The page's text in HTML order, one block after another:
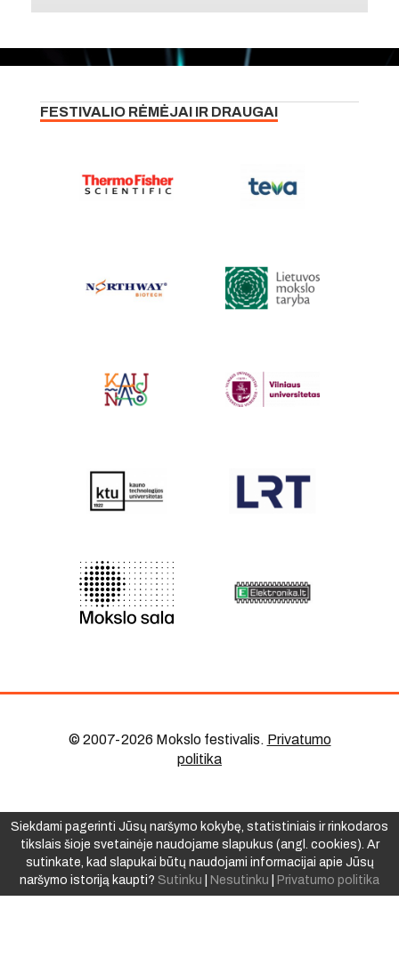
FESTIVALIO RĖMĖJAI IR DRAUGAI
© 2007-2026 Mokslo festivalis. Privatumo
politika
Siekdami pagerinti Jūsų naršymo kokybę, statistiniais ir rinkodaros
tikslais šioje svetainėje naudojame slapukus (angl. cookies). Ar
sutinkate, kad slapukai būtų naudojami informacijai apie Jūsų
naršymo istoriją kaupti? Sutinku Nesutinku Privatumo politika